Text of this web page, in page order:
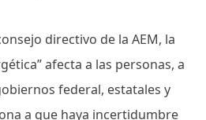
directivo de la AEM, la
afecta a las personas, a
federal, estatales y
a que haya incertidumbre